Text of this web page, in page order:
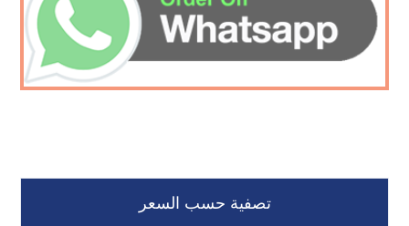
تصفية حسب السعر